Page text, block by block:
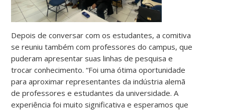
Depois de conversar com os estudantes, a comitiva
se reuniu também com professores do campus, que
puderam apresentar suas linhas de pesquisa e
trocar conhecimento. “Foi uma ótima oportunidade
para aproximar representantes da indústria alemã
de professores e estudantes da universidade. A
experiência foi muito significativa e esperamos que